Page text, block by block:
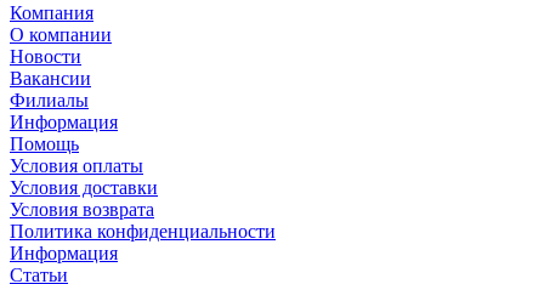
Компания
О компании
Новости
Вакансии
Филиалы
Информация
Помощь
Условия оплаты
Условия доставки
Условия возврата
Политика конфиденциальности
Информация
Статьи